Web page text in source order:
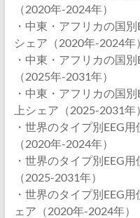
（2020年-2024年）
・中東・アフリカの国
シェア（2020年-2024年）
・中東・アフリカの国
（2025年-2031年）
・中東・アフリカの国
上シェア（2025-2031年）
・世界のタイプ別EEG
（2020年-2024年）
・世界のタイプ別EEG
（2025-2031年）
・世界のタイプ別EEG
ェア（2020年-2024年）